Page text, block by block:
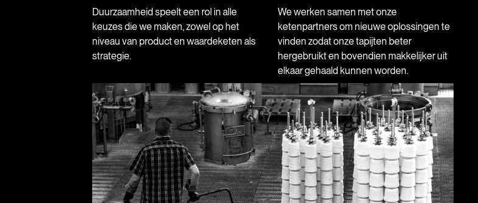
Duurzaamheid speelt een rol in alle
keuzes die we maken, zowel op het
niveau van product en waardeketen als
strategie.
We werken samen met onze
ketenpartners om nieuwe oplossingen te
vinden zodat onze tapijten beter
hergebruikt en bovendien makkelijker uit
elkaar gehaald kunnen worden.